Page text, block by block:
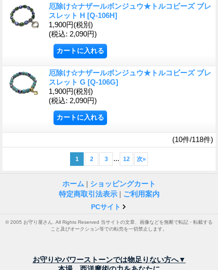
厄除け☆ナザールボンジュウ★トルコビーズ ブレ
スレット H [Q-106H]
1,900円(税別)
(税込: 2,090円)
厄除け☆ナザールボンジュウ★トルコビーズ ブレ
スレット G [Q-106G]
1,900円(税別)
(税込: 2,090円)
(10件/118件)
1 2 3 ... 12 次»
ホーム | ショッピングカート
特定商取引法表示 | ご利用案内
PCサイト
© 2005 お守り屋さん. All Rights Reserved 当サイトの文章、画像などを無断で転記・転載する
こと及びオークション等での転売を一切禁止します。
お守りやパワーストーンでは物足りない方へ▼